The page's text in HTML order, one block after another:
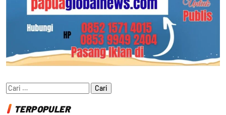
Cari
untuk:
TERPOPULER